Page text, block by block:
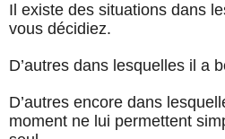
Il existe des situations dans
vous décidiez.
D’autres dans lesquelles il a
D’autres encore dans
moment ne lui permettent